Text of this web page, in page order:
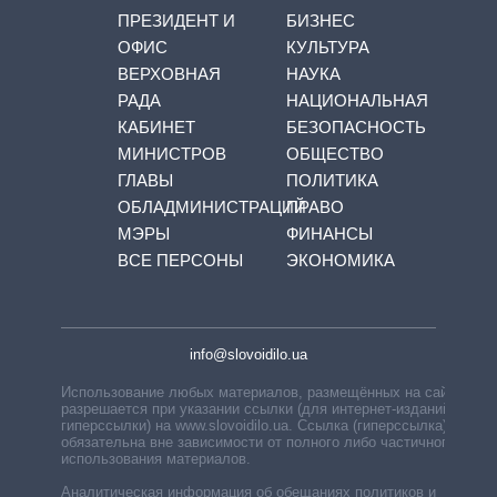
ПРЕЗИДЕНТ И
ОФИС
ВЕРХОВНАЯ
РАДА
КАБИНЕТ
МИНИСТРОВ
ГЛАВЫ
ОБЛАДМИНИСТРАЦИЙ
МЭРЫ
ВСЕ ПЕРСОНЫ
БИЗНЕС
КУЛЬТУРА
НАУКА
НАЦИОНАЛЬНАЯ
БЕЗОПАСНОСТЬ
ОБЩЕСТВО
ПОЛИТИКА
ПРАВО
ФИНАНСЫ
ЭКОНОМИКА
info@slovoidilo.ua
Использование любых материалов, размещённых на сайте,
разрешается при указании ссылки (для интернет-изданий —
гиперссылки) на www.slovoidilo.ua. Ссылка (гиперссылка)
обязательна вне зависимости от полного либо частичного
использования материалов.
Аналитическая информация об обещаниях политиков и